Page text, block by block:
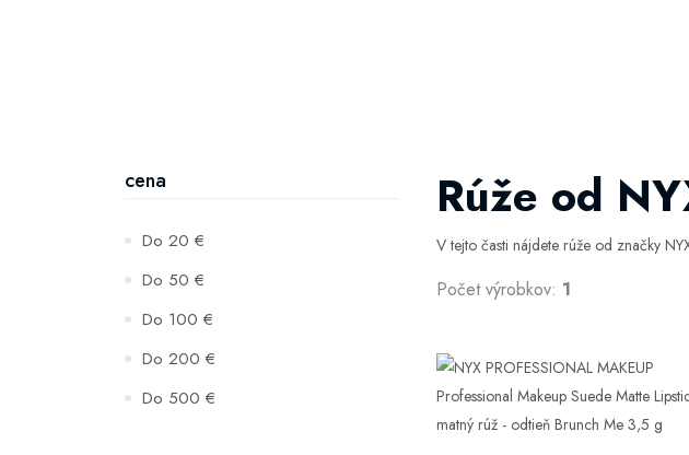
cena
Do 20 €
Do 50 €
Do 100 €
Do 200 €
Do 500 €
Rúže od
V tejto časti nájdete rúže od značky
Počet výrobkov: 1